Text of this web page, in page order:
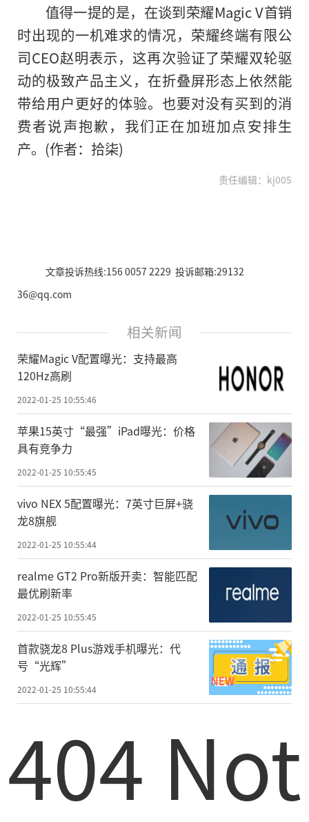
值得一提的是，在谈到荣耀Magic V首销
时出现的一机难求的情况，荣耀终端有限公
司CEO赵明表示，这再次验证了荣耀双轮驱
动的极致产品主义，在折叠屏形态上依然能
带给用户更好的体验。也要对没有买到的消
费者说声抱歉，我们正在加班加点安排生
产。(作者：拾柒)
责任编辑：kj005
文章投诉热线:156 0057 2229 投诉邮箱:29132
36@qq.com
相关新闻
荣耀Magic V配置曝光：支持最高
120Hz高刷
2022-01-25 10:55:46
苹果15英寸“最强”iPad曝光：价格
具有竞争力
2022-01-25 10:55:45
vivo NEX 5配置曝光：7英寸巨屏+骁
龙8旗舰
2022-01-25 10:55:44
realme GT2 Pro新版开卖：智能匹配
最优刷新率
2022-01-25 10:55:45
首款骁龙8 Plus游戏手机曝光：代
号“光辉”
2022-01-25 10:55:44
404 Not